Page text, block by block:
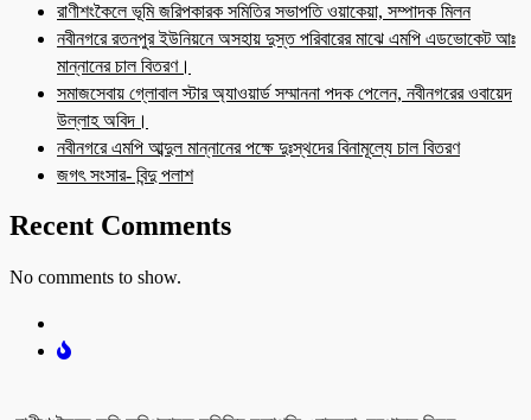
রাণীশংকৈলে ভূমি জরিপকারক সমিতির সভাপতি ওয়াকেয়া, সম্পাদক মিলন
নবীনগরে রতনপুর ইউনিয়নে অসহায় দুস্ত পরিবারের মাঝে এমপি এডভোকেট আঃ
মান্নানের চাল বিতরণ।
সমাজসেবায় গ্লোবাল স্টার অ্যাওয়ার্ড সম্মাননা পদক পেলেন, নবীনগরের ওবায়েদ
উল্লাহ অবিদ।
নবীনগরে এমপি আব্দুল মান্নানের পক্ষে দুঃস্থদের বিনামূল্যে চাল বিতরণ
জগৎ সংসার- বিন্দু পলাশ
Recent Comments
No comments to show.